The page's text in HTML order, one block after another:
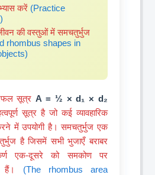
करें (Practice
की वस्तुओं में समचतुर्भुज
rhombus shapes in
सूत्रA = ½ × d₁ × d₂
सूत्र है जो कई व्यावहारिक
में उपयोगी है। समचतुर्भुज एक
है जिसमें सभी भुजाएँ बराबर
एक-दूसरे को समकोण पर
हैं।
(The rhombus area